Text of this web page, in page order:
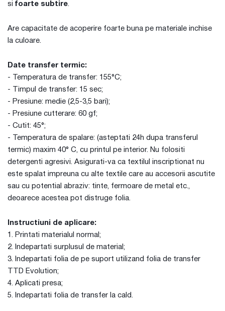
si foarte subtire.
Are capacitate de acoperire foarte buna pe materiale inchise
la culoare.
Date transfer termic:
- Temperatura de transfer: 155°C;
- Timpul de transfer: 15 sec;
- Presiune: medie (2,5-3,5 bari);
- Presiune cutterare: 60 gf;
- Cutit: 45°;
- Temperatura de spalare: (asteptati 24h dupa transferul
termic) maxim 40° C, cu printul pe interior. Nu folositi
detergenti agresivi. Asigurati-va ca textilul inscriptionat nu
este spalat impreuna cu alte textile care au accesorii ascutite
sau cu potential abraziv: tinte, fermoare de metal etc.,
deoarece acestea pot distruge folia.
Instructiuni de aplicare:
1. Printati materialul normal;
2. Indepartati surplusul de material;
3. Indepartati folia de pe suport utilizand folia de transfer
TTD Evolution;
4. Aplicati presa;
5. Indepartati folia de transfer la cald.